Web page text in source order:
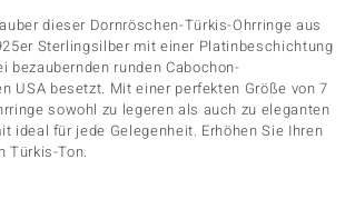
dieser Dornröschen-Türkis-Ohrringe aus
Sterlingsilber mit einer Platinbeschichtung
bezaubernden runden Cabochon-
USA besetzt. Mit einer perfekten Größe von 7
sowohl zu legeren als auch zu eleganten
ideal für jede Gelegenheit. Erhöhen Sie Ihren
Türkis-Ton.